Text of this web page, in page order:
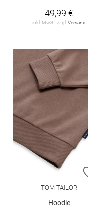
49,99 €
inkl. MwSt. zzgl.Versand
TOM TAILOR
Hoodie